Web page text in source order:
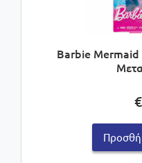
Barbie
€